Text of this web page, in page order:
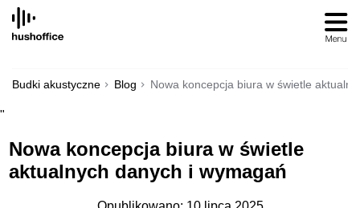
SKIP
CONTENT
Budki akustyczne Blog Nowa koncepcja biura w świetle
"
Nowa koncepcja biura w świetle
aktualnych danych i wymagań